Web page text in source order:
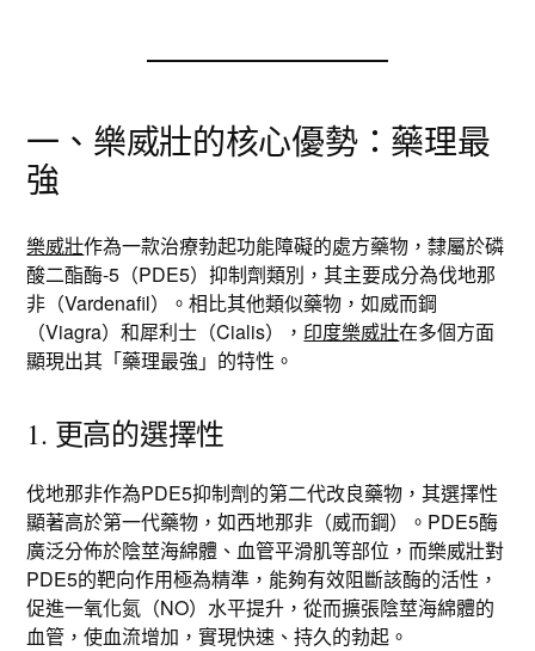
一、樂威壯的核心優勢：藥理最
強
樂威壯作為一款治療勃起功能障礙的處方藥物，隸屬於磷
酸二酯酶-5（PDE5）抑制劑類別，其主要成分為伐地那
非（Vardenafil）。相比其他類似藥物，如威而鋼
（Viagra）和犀利士（Cialis）， 印度樂威壯在多個方面
顯現出其「藥理最強」的特性。
1. 更高的選擇性
伐地那非作為PDE5抑制劑的第二代改良藥物，其選擇性
顯著高於第一代藥物，如西地那非（威而鋼）。PDE5酶
廣泛分佈於陰莖海綿體、血管平滑肌等部位，而樂威壯對
PDE5的靶向作用極為精準，能夠有效阻斷該酶的活性，
促進一氧化氮（NO）水平提升，從而擴張陰莖海綿體的
血管，使血流增加，實現快速、持久的勃起。